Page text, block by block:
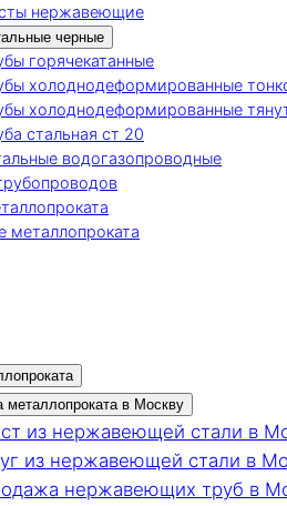
нержавеющие
черные
горячекатанные
холоднодеформированные
холоднодеформированные
стальная ст 20
водогазопроводные
металлопроката
металлопроката в Москву
из нержавеющей стали в
из нержавеющей стали в
нержавеющих труб в